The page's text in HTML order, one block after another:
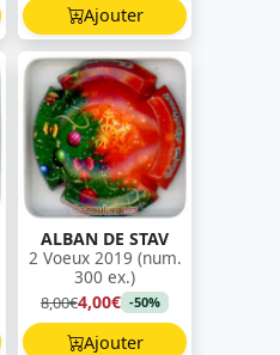
Ajouter
ALBAN DE STAV
2 Voeux 2019 (num.
300 ex.)
8,00€4,00€ -50%
Ajouter